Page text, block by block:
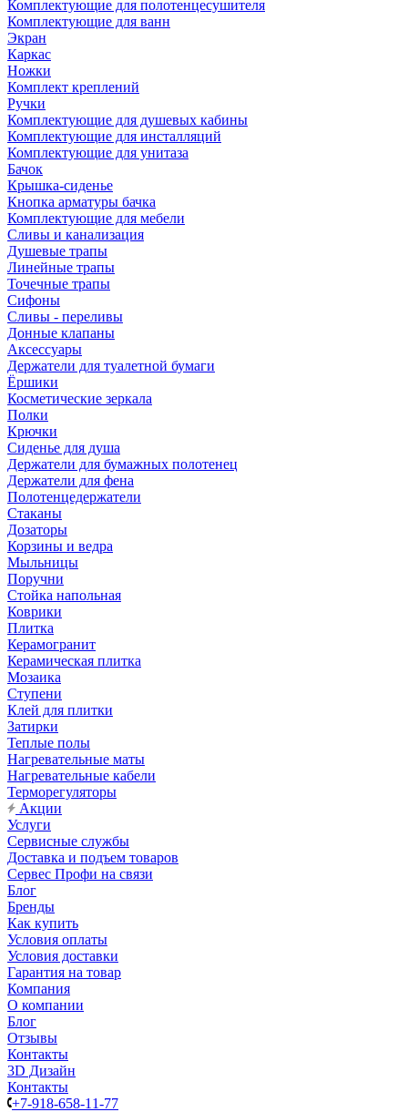
Комплектующие для полотенцесушителя
Комплектующие для ванн
Экран
Каркас
Ножки
Комплект креплений
Ручки
Комплектующие для душевых кабины
Комплектующие для инсталляций
Комплектующие для унитаза
Бачок
Крышка-сиденье
Кнопка арматуры бачка
Комплектующие для мебели
Сливы и канализация
Душевые трапы
Линейные трапы
Точечные трапы
Сифоны
Сливы - переливы
Донные клапаны
Аксессуары
Держатели для туалетной бумаги
Ёршики
Косметические зеркала
Полки
Крючки
Сиденье для душа
Держатели для бумажных полотенец
Держатели для фена
Полотенцедержатели
Стаканы
Дозаторы
Корзины и ведра
Мыльницы
Поручни
Стойка напольная
Коврики
Плитка
Керамогранит
Керамическая плитка
Мозаика
Ступени
Клей для плитки
Затирки
Теплые полы
Нагревательные маты
Нагревательные кабели
Терморегуляторы
Акции
Услуги
Сервисные службы
Доставка и подъем товаров
Сервес Профи на связи
Блог
Бренды
Как купить
Условия оплаты
Условия доставки
Гарантия на товар
Компания
О компании
Блог
Отзывы
Контакты
3D Дизайн
Контакты
+7-918-658-11-77